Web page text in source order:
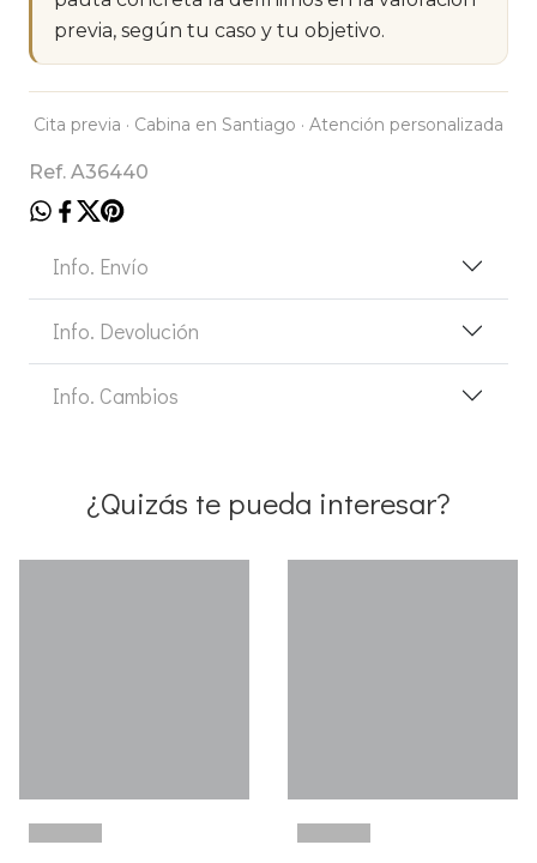
previa, según tu caso y tu objetivo.
Cita previa · Cabina en Santiago · Atención personalizada
Ref. A36440
Info. Envío
Info. Devolución
Info. Cambios
¿Quizás te pueda interesar?